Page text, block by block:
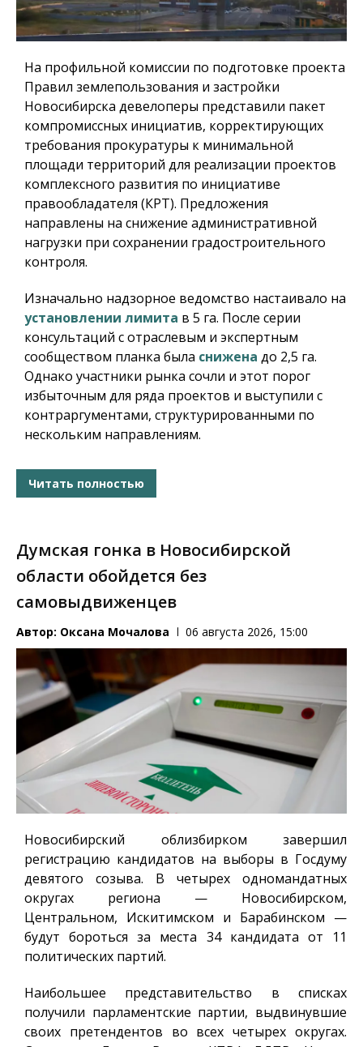
На профильной комиссии по подготовке проекта
Правил землепользования и застройки
Новосибирска девелоперы представили пакет
компромиссных инициатив, корректирующих
требования прокуратуры к минимальной
площади территорий для реализации проектов
комплексного развития по инициативе
правообладателя (КРТ). Предложения
направлены на снижение административной
нагрузки при сохранении градостроительного
контроля.
Изначально надзорное ведомство настаивало на
установлении лимита в 5 га. После серии
консультаций с отраслевым и экспертным
сообществом планка была снижена до 2,5 га.
Однако участники рынка сочли и этот порог
избыточным для ряда проектов и выступили с
контраргументами, структурированными по
нескольким направлениям.
Читать полностью
Думская гонка в Новосибирской
области обойдется без
самовыдвиженцев
Автор: Оксана Мочалова 06 августа 2026, 15:00
Новосибирский облизбирком завершил
регистрацию кандидатов на выборы в Госдуму
девятого созыва. В четырех одномандатных
округах региона — Новосибирском,
Центральном, Искитимском и Барабинском —
будут бороться за места 34 кандидата от 11
политических партий.
Наибольшее представительство в списках
получили парламентские партии, выдвинувшие
своих претендентов во всех четырех округах.